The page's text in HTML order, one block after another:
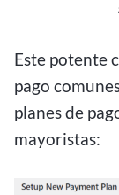
Este potente
pago
planes de
mayoristas: